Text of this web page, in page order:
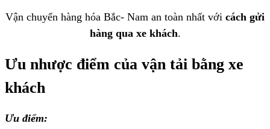
Vận chuyển hàng hóa Bắc- Nam an toàn nhất với cách gửi
hàng qua xe khách.
Ưu nhược điểm của vận tải bằng xe
khách
Ưu điểm: